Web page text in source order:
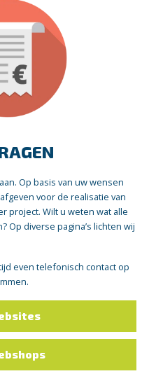
Op basis van uw wensen
voor de realisatie van
project. Wilt u weten wat alle
Op diverse pagina’s lichten wij
even telefonisch contact op